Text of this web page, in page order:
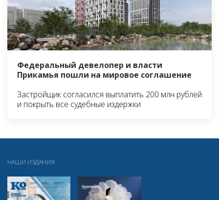
Федеральный девелопер и власти
Прикамья пошли на мировое соглашение
Застройщик согласился выплатить 200 млн рублей
и покрыть все судебные издержки
НАШИ ИЗДАНИЯ